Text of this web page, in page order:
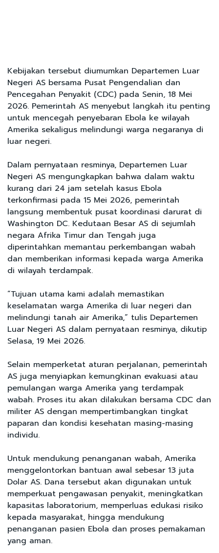
Kebijakan tersebut diumumkan Departemen Luar
Negeri AS bersama Pusat Pengendalian dan
Pencegahan Penyakit (CDC) pada Senin, 18 Mei
2026. Pemerintah AS menyebut langkah itu penting
untuk mencegah penyebaran Ebola ke wilayah
Amerika sekaligus melindungi warga negaranya di
luar negeri.
Dalam pernyataan resminya, Departemen Luar
Negeri AS mengungkapkan bahwa dalam waktu
kurang dari 24 jam setelah kasus Ebola
terkonfirmasi pada 15 Mei 2026, pemerintah
langsung membentuk pusat koordinasi darurat di
Washington DC. Kedutaan Besar AS di sejumlah
negara Afrika Timur dan Tengah juga
diperintahkan memantau perkembangan wabah
dan memberikan informasi kepada warga Amerika
di wilayah terdampak.
“Tujuan utama kami adalah memastikan
keselamatan warga Amerika di luar negeri dan
melindungi tanah air Amerika,” tulis Departemen
Luar Negeri AS dalam pernyataan resminya, dikutip
Selasa, 19 Mei 2026.
Selain memperketat aturan perjalanan, pemerintah
AS juga menyiapkan kemungkinan evakuasi atau
pemulangan warga Amerika yang terdampak
wabah. Proses itu akan dilakukan bersama CDC dan
militer AS dengan mempertimbangkan tingkat
paparan dan kondisi kesehatan masing-masing
individu.
Untuk mendukung penanganan wabah, Amerika
menggelontorkan bantuan awal sebesar 13 juta
Dolar AS. Dana tersebut akan digunakan untuk
memperkuat pengawasan penyakit, meningkatkan
kapasitas laboratorium, memperluas edukasi risiko
kepada masyarakat, hingga mendukung
penanganan pasien Ebola dan proses pemakaman
yang aman.